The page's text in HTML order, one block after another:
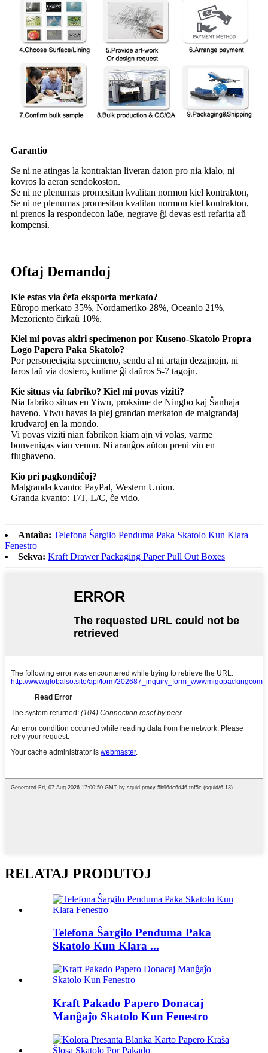
Garantio
Se ni ne atingas la kontraktan liveran daton pro nia kialo, ni
kovros la aeran sendokoston.
Se ni ne plenumas promesitan kvalitan normon kiel kontrakton,
Se ni ne plenumas promesitan kvalitan normon kiel kontrakton,
ni prenos la respondecon laŭe, negrave ĝi devas esti refarita aŭ
kompensi.
Oftaj Demandoj
Kie estas via ĉefa eksporta merkato?
Eŭropo merkato 35%, Nordameriko 28%, Oceanio 21%,
Mezoriento ĉirkaŭ 10%.
Kiel mi povas akiri specimenon por Kuseno-Skatolo Propra
Logo Papera Paka Skatolo?
Por personecigita specimeno, sendu al ni artajn dezajnojn, ni
faros laŭ via dosiero, kutime ĝi daŭros 5-7 tagojn.
Kie situas via fabriko? Kiel mi povas viziti?
Nia fabriko situas en Yiwu, proksime de Ningbo kaj Ŝanhaja
haveno. Yiwu havas la plej grandan merkaton de malgrandaj
krudvaroj en la mondo.
Vi povas viziti nian fabrikon kiam ajn vi volas, varme
bonvenigas vian venon. Ni aranĝos aŭton preni vin en
flughaveno.
Kio pri pagkondiĉoj?
Malgranda kvanto: PayPal, Western Union.
Granda kvanto: T/T, L/C, ĉe vido.
Antaŭa: Telefona Ŝargilo Penduma Paka Skatolo Kun Klara
Fenestro
Sekva: Kraft Drawer Packaging Paper Pull Out Boxes
RELATAJ PRODUTOJ
Telefona Ŝargilo Penduma Paka
Skatolo Kun Klara ...
Kraft Pakado Papero Donacaj
Manĝaĵo Skatolo Kun Fenestro